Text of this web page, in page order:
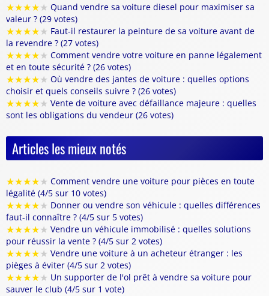
★★★★★ Quand vendre sa voiture diesel pour maximiser sa
valeur ? (29 votes)
★★★★★ Faut-il restaurer la peinture de sa voiture avant de
la revendre ? (27 votes)
★★★★★ Comment vendre votre voiture en panne légalement
et en toute sécurité ? (26 votes)
★★★★★ Où vendre des jantes de voiture : quelles options
choisir et quels conseils suivre ? (26 votes)
★★★★★ Vente de voiture avec défaillance majeure : quelles
sont les obligations du vendeur (26 votes)
Articles les mieux notés
★★★★★ Comment vendre une voiture pour pièces en toute
légalité (4/5 sur 10 votes)
★★★★★ Donner ou vendre son véhicule : quelles différences
faut-il connaître ? (4/5 sur 5 votes)
★★★★★ Vendre un véhicule immobilisé : quelles solutions
pour réussir la vente ? (4/5 sur 2 votes)
★★★★★ Vendre une voiture à un acheteur étranger : les
pièges à éviter (4/5 sur 2 votes)
★★★★★ Un supporter de l'ol prêt à vendre sa voiture pour
sauver le club (4/5 sur 1 vote)